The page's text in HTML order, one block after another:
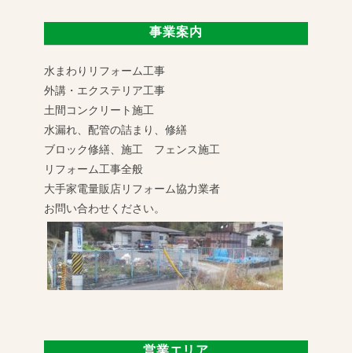
事業案内
水まわりリフォーム工事
外講・エクステリア工事
土間コンクリート施工
水漏れ、配管の詰まり、修繕
ブロック修繕、施工 フェンス施工
リフォーム工事全般
大手家電量販店リフォーム協力業者
お問い合わせください。